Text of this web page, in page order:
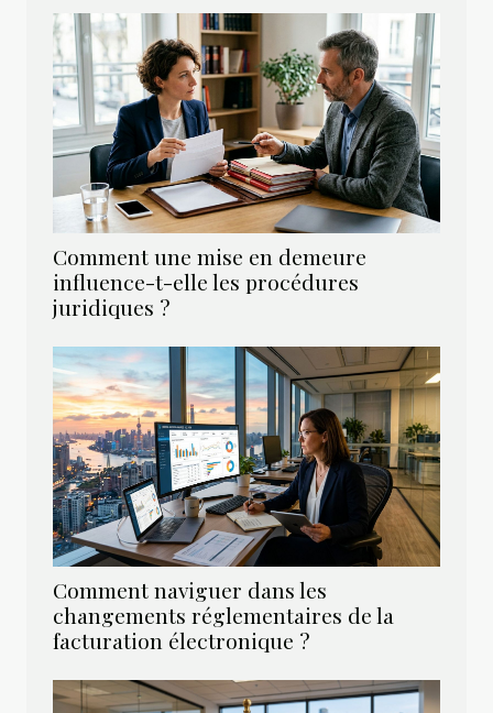
Comment une mise en demeure
influence-t-elle les procédures
juridiques ?
Comment naviguer dans les
changements réglementaires de la
facturation électronique ?